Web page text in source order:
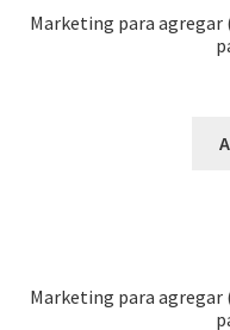
Marketing para agregar
Marketing para agregar